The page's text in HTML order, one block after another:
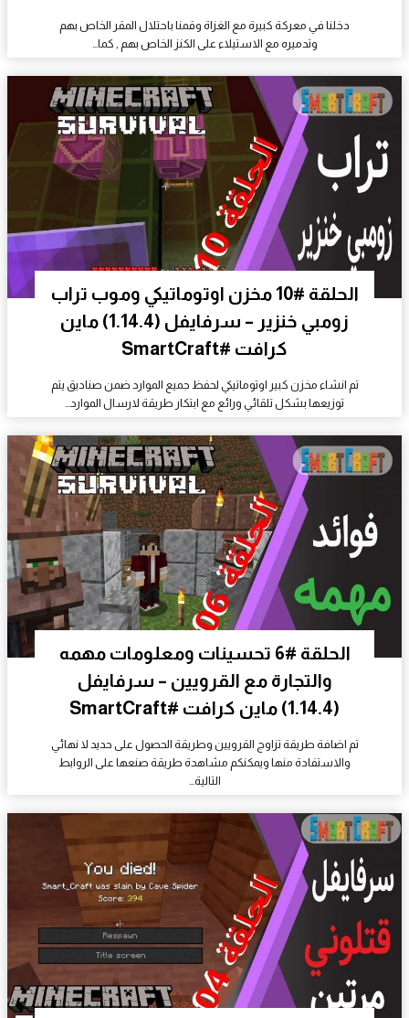
دخلنا في معركة كبيرة مع الغزاة وقمنا باحتلال المقر الخاص بهم
وتدميره مع الاستيلاء على الكنز الخاص بهم , كما…
الحلقة #10 مخزن اوتوماتيكي وموب تراب
زومبي خنزير – سرفايفل (1.14.4) ماين
كرافت #SmartCraft
تم انشاء مخزن كبير اوتوماتيكي لحفظ جميع الموارد ضمن صناديق يتم
توزيعها بشكل تلقائي ورائع مع ابتكار طريقة لارسال الموارد…
الحلقة #6 تحسينات ومعلومات مهمه
والتجارة مع القرويين – سرفايفل
(1.14.4) ماين كرافت #SmartCraft
تم اضافة طريقة تزاوج القرويين وطريقة الحصول على حديد لا نهائي
والاستفادة منها ويمكنكم مشاهدة طريقة صنعها على الروابط
التالية…